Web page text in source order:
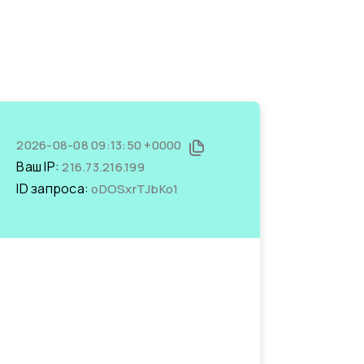
2026-08-08 09:13:50 +0000
Ваш IP:216.73.216.199
ID запроса:oDOSxrTJbKo1